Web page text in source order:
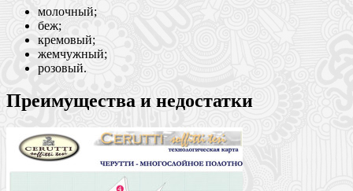
молочный;
беж;
кремовый;
жемчужный;
розовый.
Преимущества и недостатки